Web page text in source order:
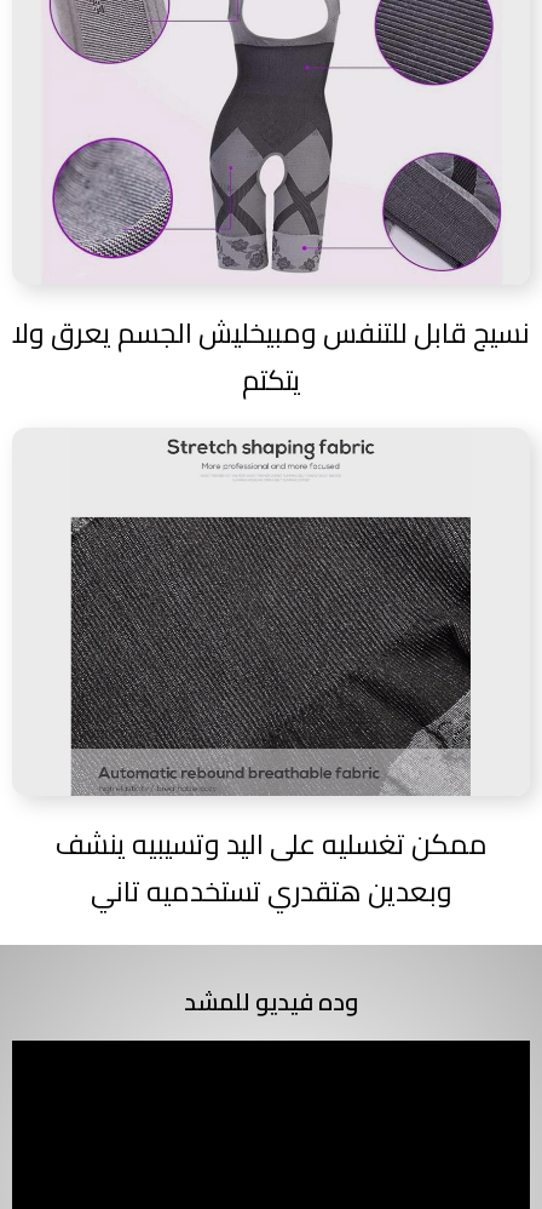
نسيج قابل للتنفس ومبيخليش الجسم يعرق ولا
يتكتم
ممكن تغسليه على اليد وتسيبيه ينشف
وبعدين هتقدري تستخدميه تاني
وده فيديو للمشد